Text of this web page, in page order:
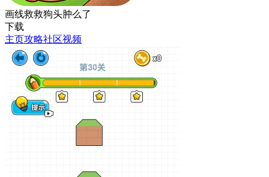
画线救救狗头肿么了
下载
主页攻略社区视频